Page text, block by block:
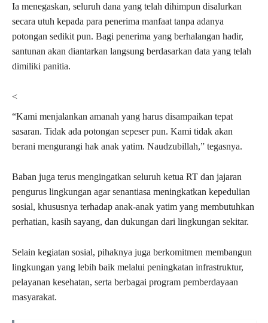
Ia menegaskan, seluruh dana yang telah dihimpun disalurkan
secara utuh kepada para penerima manfaat tanpa adanya
potongan sedikit pun. Bagi penerima yang berhalangan hadir,
santunan akan diantarkan langsung berdasarkan data yang telah
dimiliki panitia.
<
“Kami menjalankan amanah yang harus disampaikan tepat
sasaran. Tidak ada potongan sepeser pun. Kami tidak akan
berani mengurangi hak anak yatim. Naudzubillah,” tegasnya.
Baban juga terus mengingatkan seluruh ketua RT dan jajaran
pengurus lingkungan agar senantiasa meningkatkan kepedulian
sosial, khususnya terhadap anak-anak yatim yang membutuhkan
perhatian, kasih sayang, dan dukungan dari lingkungan sekitar.
Selain kegiatan sosial, pihaknya juga berkomitmen membangun
lingkungan yang lebih baik melalui peningkatan infrastruktur,
pelayanan kesehatan, serta berbagai program pemberdayaan
masyarakat.